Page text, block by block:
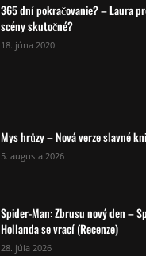
365 dní pokračovanie? – Laura
scény skutočné?
18. júna 2020
Mys hrůzy – Nová verze slavné
5. augusta 2026
Spider-Man: Zbrusu nový den –
Hollanda se vrací (Recenze)
28. júla 2026